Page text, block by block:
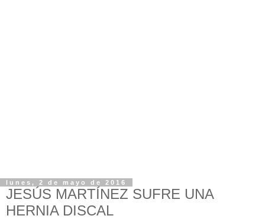
lunes, 2 de mayo de 2016
JESÚS MARTÍNEZ SUFRE UNA
HERNIA DISCAL